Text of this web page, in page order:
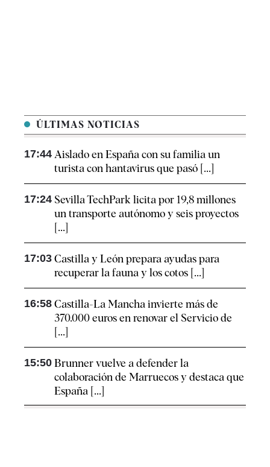
ÚLTIMAS NOTICIAS
17:44 Aislado en España con su familia un
turista con hantavirus que pasó [...]
17:24 Sevilla TechPark licita por 19,8 millones
un transporte autónomo y seis proyectos
[...]
17:03 Castilla y León prepara ayudas para
recuperar la fauna y los cotos [...]
16:58 Castilla-La Mancha invierte más de
370.000 euros en renovar el Servicio de
[...]
15:50 Brunner vuelve a defender la
colaboración de Marruecos y destaca que
España [...]